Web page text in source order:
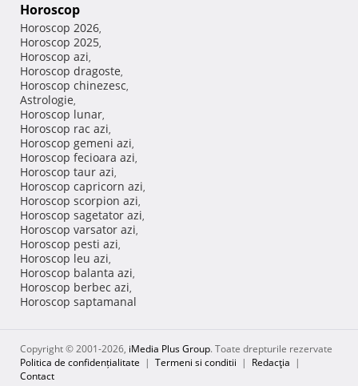
Horoscop
Horoscop 2026,
Horoscop 2025,
Horoscop azi,
Horoscop dragoste,
Horoscop chinezesc,
Astrologie,
Horoscop lunar,
Horoscop rac azi,
Horoscop gemeni azi,
Horoscop fecioara azi,
Horoscop taur azi,
Horoscop capricorn azi,
Horoscop scorpion azi,
Horoscop sagetator azi,
Horoscop varsator azi,
Horoscop pesti azi,
Horoscop leu azi,
Horoscop balanta azi,
Horoscop berbec azi,
Horoscop saptamanal
Copyright © 2001-2026, iMedia Plus Group. Toate drepturile rezervate
Politica de confidențialitate | Termeni si conditii | Redacţia |
Contact